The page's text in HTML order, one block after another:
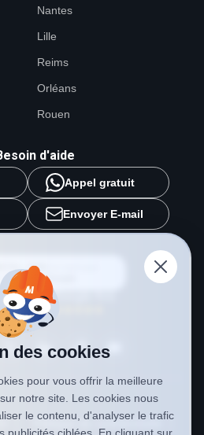
Nantes
Lille
Reims
Orléans
Rouen
d'aide
Appel gratuit
Envoyer E-mail
2000
surGoogle
Politique de confidentialité
des cookies
pour vous offrir la meilleure
notre site. Les cookies nous
le contenu, d'analyser le trafic
publicités ciblées. En cliquant sur